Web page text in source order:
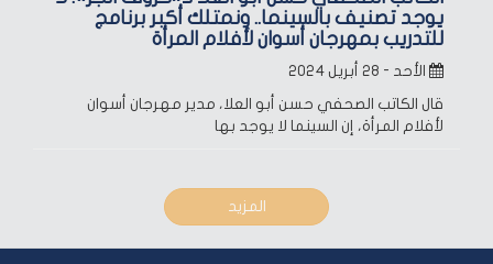
يوجد تصنيف بالسينما.. ونمتلك أكبر برنامج
للتدريب بمهرجان أسوان لأفلام المرأة
الأحد - ٢٨ أبريل ٢٠٢٤
قال الكاتب الصحفي حسن أبو العلا، مدير مهرجان أسوان
لأفلام المرأة، إن السينما لا يوجد بها
المزيد